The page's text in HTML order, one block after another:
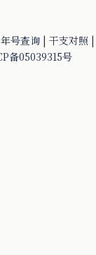
年号查询 | 干支对照
备05039315号